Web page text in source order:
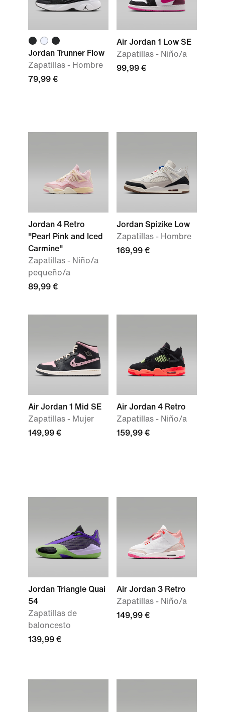
Jordan Trunner Flow
Zapatillas - Hombre
79,99 €
Air Jordan 1 Low SE
Zapatillas - Niño/a
99,99 €
Jordan 4 Retro
"Pearl Pink and Iced
Carmine"
Zapatillas - Niño/a
pequeño/a
89,99 €
Jordan Spizike Low
Zapatillas - Hombre
169,99 €
Air Jordan 1 Mid SE
Zapatillas - Mujer
149,99 €
Air Jordan 4 Retro
Zapatillas - Niño/a
159,99 €
Jordan Triangle Quai
54
Zapatillas de
baloncesto
139,99 €
Air Jordan 3 Retro
Zapatillas - Niño/a
149,99 €